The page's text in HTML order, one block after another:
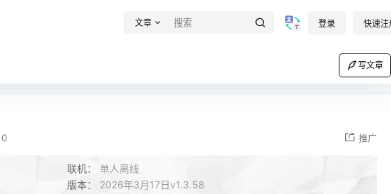
文章 登录 快速注
写文章
0 推广
联机： 单人离线
版本： 2026年3月17日v1.3.58